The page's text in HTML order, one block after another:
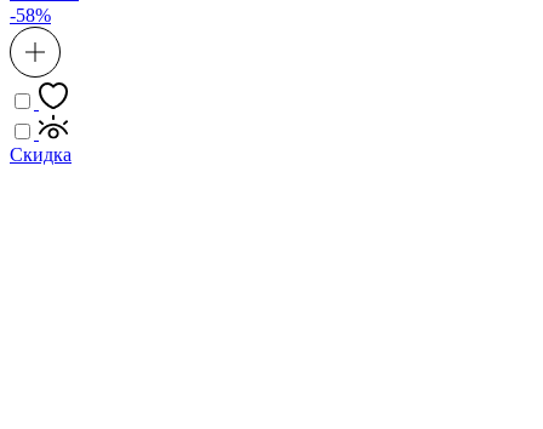
-58%
Скидка